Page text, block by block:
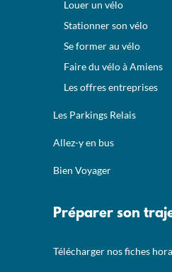
Louer un vélo
Stationner son vélo
Se former au vélo
Faire du vélo à Amiens
Les offres entreprises
Les Parkings Relais
Allez-y en bus
Bien Voyager
Préparer son
Télécharger nos fiches